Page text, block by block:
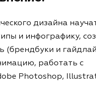
дизайна
и инфографику,
(брендбуки и
работать с
Photoshop,